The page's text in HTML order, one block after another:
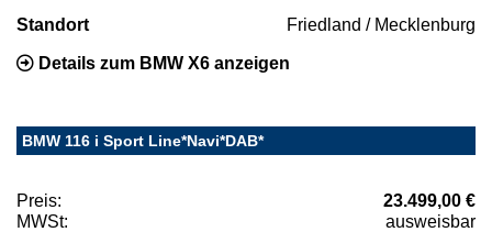
Standort Friedland / Mecklenburg
Details zum BMW X6 anzeigen
BMW 116 i Sport Line*Navi*DAB*
Preis:
23.499,00 €
MWSt:
ausweisbar